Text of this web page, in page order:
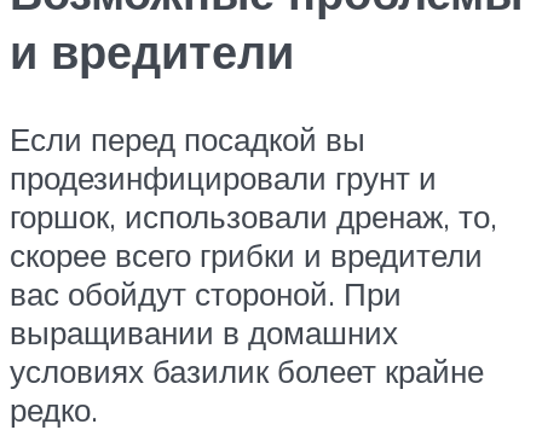
и вредители
Если перед посадкой вы
продезинфицировали грунт и
горшок, использовали дренаж, то,
скорее всего грибки и вредители
вас обойдут стороной. При
выращивании в домашних
условиях базилик болеет крайне
редко.